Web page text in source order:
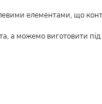
елементами, що
а можемо виготовити